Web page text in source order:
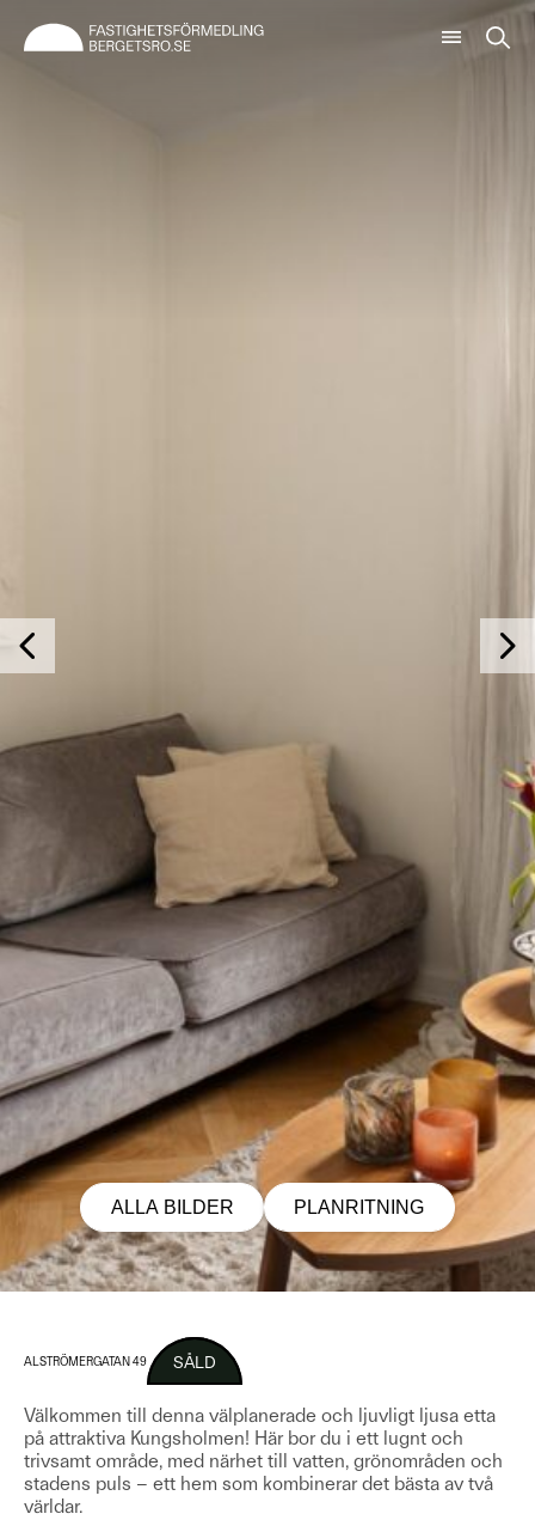
ALLA BILDER PLANRITNING
ALSTRÖMERGATAN 49 SÅLD
Välkommen till denna välplanerade och ljuvligt ljusa etta
på attraktiva Kungsholmen! Här bor du i ett lugnt och
trivsamt område, med närhet till vatten, grönområden och
stadens puls – ett hem som kombinerar det bästa av två
världar.